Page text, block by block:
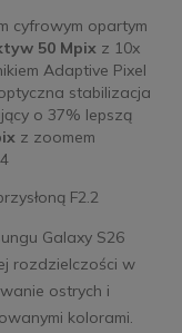
cyfrowym opartym
50 Mpixz 10x
Adaptive Pixel
stabilizacja
o 37% lepszą
z zoomem
F2.2
Galaxy S26
rozdzielczości w
ostrych i
kolorami.